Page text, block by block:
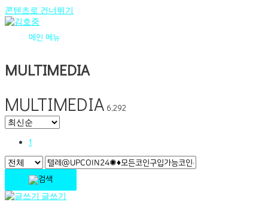
콘텐츠로 건너뛰기
메인 메뉴
MULTIMEDIA
MULTIMEDIA 6,292
1
글쓰기